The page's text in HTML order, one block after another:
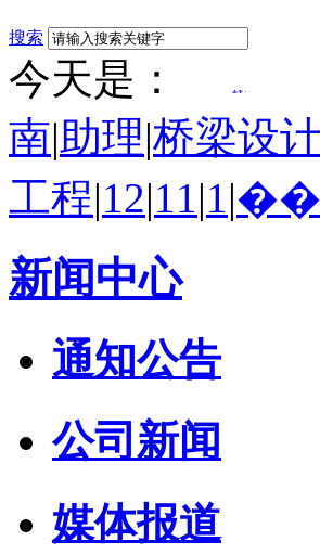
搜索
今天是：
南|助理|桥梁设
工程|12|11|1|
新闻中心
通知公告
公司新闻
媒体报道